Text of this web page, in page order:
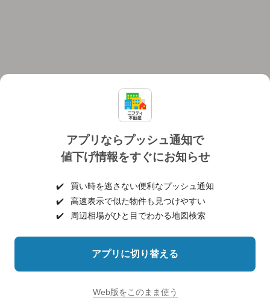
アプリならプッシュ通知で
値下げ情報をすぐにお知らせ
✔️
買い時を逃さない便利なプッシュ通知
✔️
高速表示で似た物件も見つけやすい
✔️
周辺相場がひと目でわかる地図検索
アプリに切り替える
Web版をこのまま使う
個人情報保護ポリシー 利用規約
ヘルプ・お問い合わせ 採用情報
©NIFTY Lifestyle Co., Ltd.